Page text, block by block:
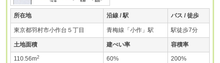
所在地 沿線 / 駅 バス / 徒歩
東京都羽村市小作台５丁目 青梅線「小作」駅 駅徒歩7分
土地面積 建ぺい率 容積率
110.56m2 60% 200%